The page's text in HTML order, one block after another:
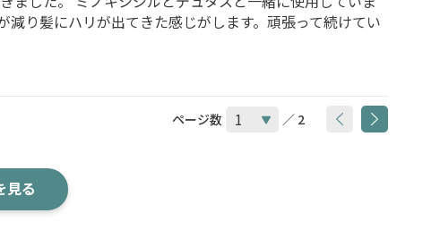
り髪にハリが出てきた感じがします。頑張って続けてい
ページ数 ／ 2
見る